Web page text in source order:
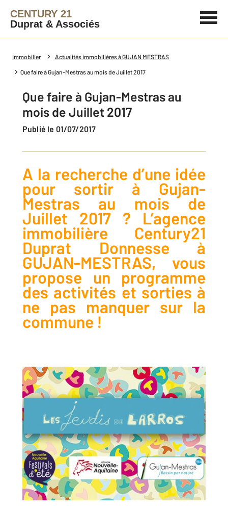
CENTURY 21
Duprat & Associés
Immobilier Actualités immobilières à GUJAN MESTRAS
Que faire à Gujan-Mestras au mois de Juillet 2017
Que faire à Gujan-Mestras au
mois de Juillet 2017
Publié le 01/07/2017
A la recherche d’une idée
pour sortir à Gujan-
Mestras au mois de
Juillet 2017 ? L’agence
immobilière Century21
Duprat Donnesse à
GUJAN-MESTRAS, vous
propose un programme
des activités et sorties à
ne pas manquer sur la
commune !